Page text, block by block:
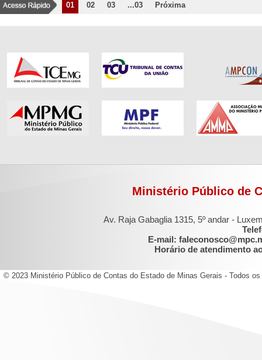
01 02 03 ...03 Próxima
Ministério Público de
Av. Raja Gabaglia 1315, 5º andar -
E-mail:
Horário de atendimento
© 2023 Ministério Público de Contas do Estado de Minas Gerais - Todos